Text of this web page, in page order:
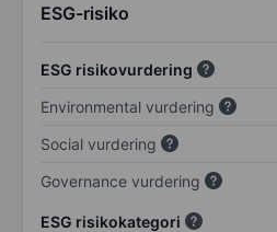
ESG-risiko
ESG risikovurdering
Environmental vurdering
Social vurdering
Governance vurdering
ESG risikokategori